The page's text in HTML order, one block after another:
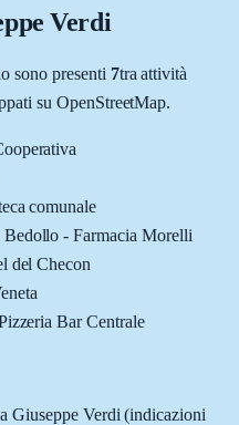
Verdi
sono presenti 7tra attività
su OpenStreetMap.
comunale
Bedollo - Farmacia Morelli
del Checon
Bar Centrale
Giuseppe Verdi (indicazioni